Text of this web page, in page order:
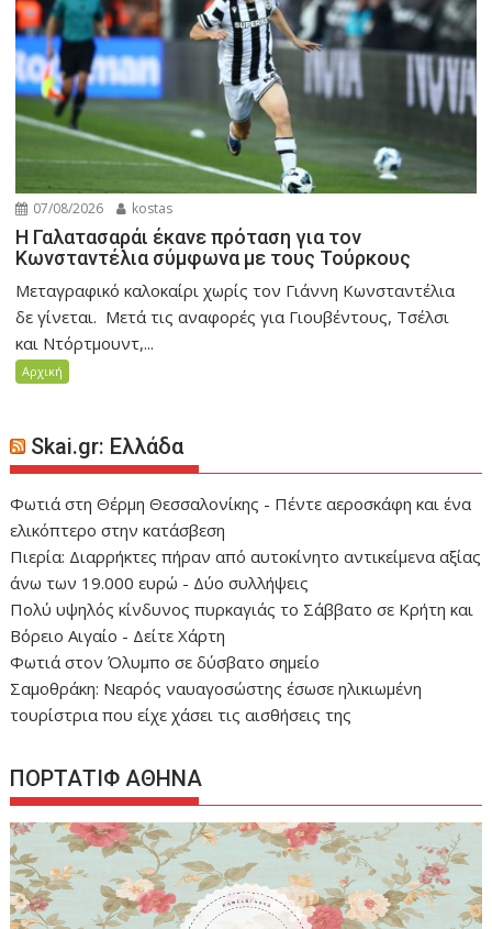
07/08/2026 kostas
Η Γαλατασαράι έκανε πρόταση για τον
Κωνσταντέλια σύμφωνα με τους Τούρκους
Μεταγραφικό καλοκαίρι χωρίς τον Γιάννη Κωνσταντέλια
δε γίνεται. Μετά τις αναφορές για Γιουβέντους, Τσέλσι
και Ντόρτμουντ,...
Αρχική
Skai.gr: Ελλάδα
Φωτιά στη Θέρμη Θεσσαλονίκης - Πέντε αεροσκάφη και ένα
ελικόπτερο στην κατάσβεση
Πιερία: Διαρρήκτες πήραν από αυτοκίνητο αντικείμενα αξίας
άνω των 19.000 ευρώ - Δύο συλλήψεις
Πολύ υψηλός κίνδυνος πυρκαγιάς το Σάββατο σε Κρήτη και
Βόρειο Αιγαίο - Δείτε Χάρτη
Φωτιά στον Όλυμπο σε δύσβατο σημείο
Σαμοθράκη: Νεαρός ναυαγοσώστης έσωσε ηλικιωμένη
τουρίστρια που είχε χάσει τις αισθήσεις της
ΠΟΡΤΑΤΙΦ ΑΘΗΝΑ